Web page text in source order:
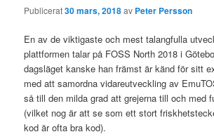
Publicerat30 mars, 2018av Peter Persson
En av de viktigaste och mest talangfulla
plattformen talar på FOSS North 2018 i
dagsläget kanske han främst är känd för sitt
med att samordna vidareutveckling av
så till den milda grad att grejerna till och med
(vilket nog är att se som ett stort
kod är ofta bra kod).